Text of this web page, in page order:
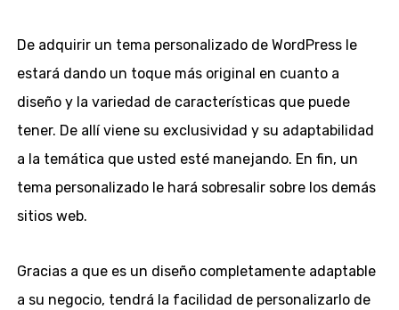
De adquirir un tema personalizado de WordPress le
estará dando un toque más original en cuanto a
diseño y la variedad de características que puede
tener. De allí viene su exclusividad y su adaptabilidad
a la temática que usted esté manejando. En fin, un
tema personalizado le hará sobresalir sobre los demás
sitios web.
Gracias a que es un diseño completamente adaptable
a su negocio, tendrá la facilidad de personalizarlo de